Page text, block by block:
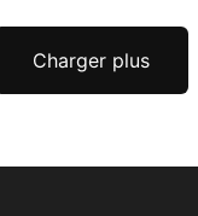
Charger plus